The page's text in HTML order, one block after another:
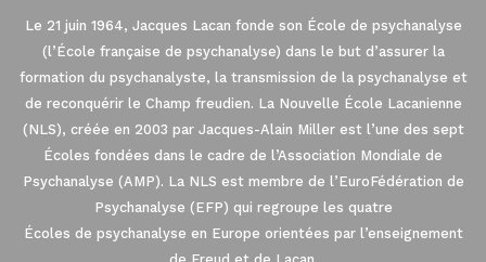
Le 21 juin 1964, Jacques Lacan fonde son École de psychanalyse
(l’École française de psychanalyse) dans le but d’assurer la
formation du psychanalyste, la transmission de la psychanalyse et
de reconquérir le Champ freudien. La Nouvelle École Lacanienne
(NLS), créée en 2003 par Jacques-Alain Miller est l’une des sept
Écoles fondées dans le cadre de l’Association Mondiale de
Psychanalyse (AMP). La NLS est membre de l’EuroFédération de
Psychanalyse (EFP) qui regroupe les quatre
Écoles de psychanalyse en Europe orientées par l’enseignement